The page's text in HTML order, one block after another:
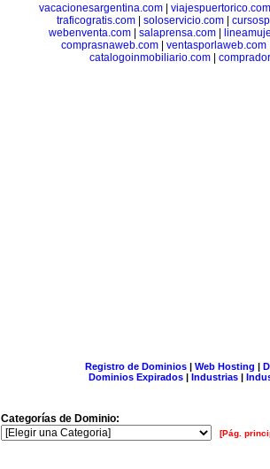
vacacionesargentina.com
viajespuertorico.com
traficogratis.com| soloservicio.com|
webenventa.com
salaprensa.com
comprasnaweb.com
ventasporlaweb.com
catalogoinmobiliario.com|
Registro de Dominios| Web Hosting |
Dominios Expirados | Industrias |
Categorías de Dominio:
[Pág.